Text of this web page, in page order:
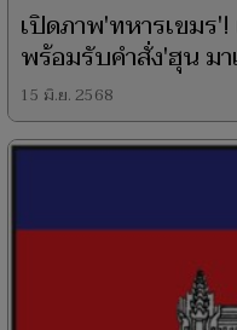
เปิดภาพ'ทหารเขมร
พร้อมรับคำสั่ง'ฮุน ม
15 มิ.ย. 2568